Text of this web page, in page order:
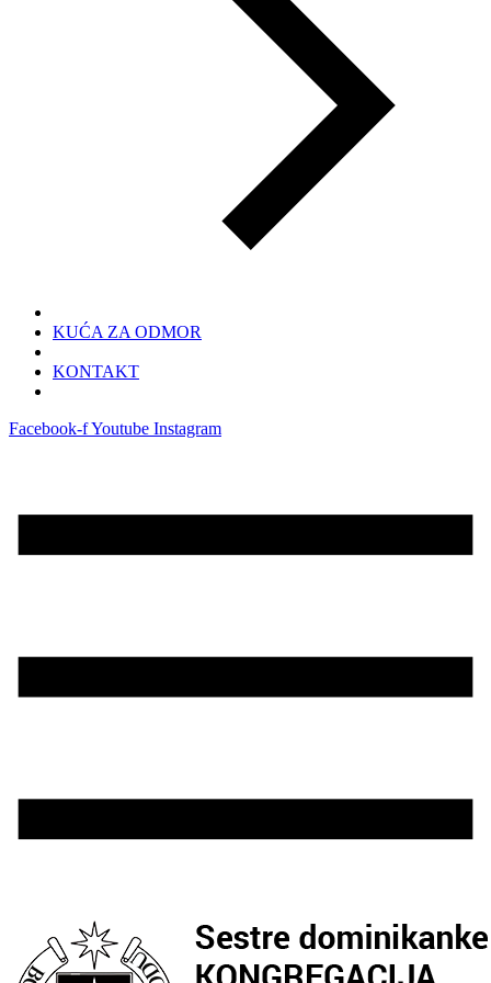
KUĆA ZA ODMOR
KONTAKT
Facebook-fYoutube Instagram